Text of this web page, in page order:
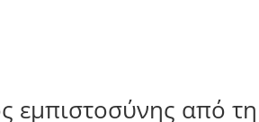
εμπιστοσύνης από τη